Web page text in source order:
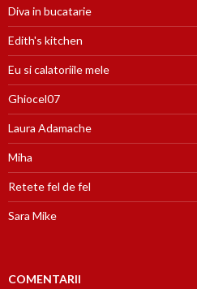
Diva in bucatarie
Edith's kitchen
Eu si calatoriile mele
Ghiocel07
Laura Adamache
Miha
Retete fel de fel
Sara Mike
COMENTARII